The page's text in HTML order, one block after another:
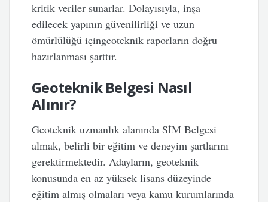
kritik veriler sunarlar. Dolayısıyla, inşa
edilecek yapının güvenilirliği ve uzun
ömürlülüğü içingeoteknik raporların doğru
hazırlanması şarttır.
Geoteknik Belgesi Nasıl
Alınır?
Geoteknik uzmanlık alanında SİM Belgesi
almak, belirli bir eğitim ve deneyim şartlarını
gerektirmektedir. Adayların, geoteknik
konusunda en az yüksek lisans düzeyinde
eğitim almış olmaları veya kamu kurumlarında